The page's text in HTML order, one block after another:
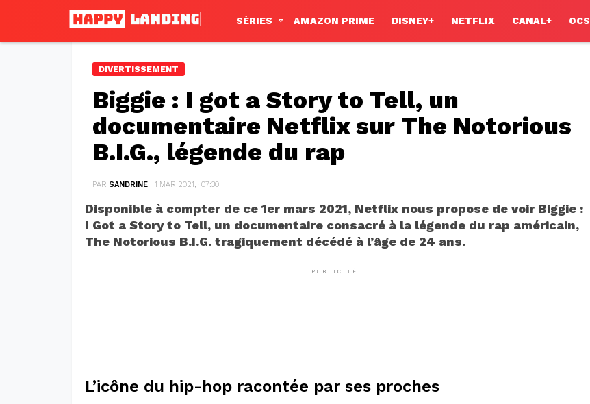
SÉRIES AMAZON PRIME DISNEY+ NETFLIX CANAL+ OCS
DIVERTISSEMENT
Biggie : I got a Story to Tell, un
documentaire Netflix sur The Notorious
B.I.G., légende du rap
PAR SANDRINE 1 MAR 2021, · 07:30
Disponible à compter de ce 1er mars 2021, Netflix nous propose de voir Biggie :
I Got a Story to Tell, un documentaire consacré à la légende du rap américain,
The Notorious B.I.G. tragiquement décédé à l’âge de 24 ans.
PUBLICITÉ
L’icône du hip-hop racontée par ses proches